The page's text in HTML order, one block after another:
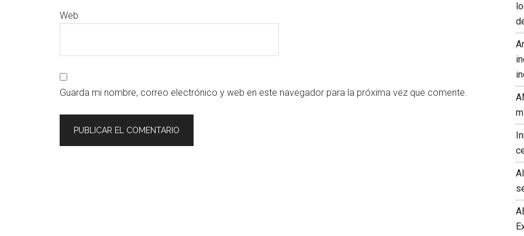
Web
Guarda mi nombre, correo electrónico y web en este navegador para la próxima vez que comente.